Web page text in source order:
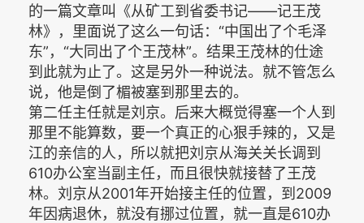
的一篇文章叫《从矿工到省委书记——记王茂
林》，里面说了这么一句话：“中国出了个毛泽
东”，“大同出了个王茂林”。结果王茂林的仕途
到此就为止了。这是另外一种说法。就不管怎么
说，他是倒了楣被塞到那里去的。
第二任主任就是刘京。后来大概觉得塞一个人到
那里不能算数，要一个真正的心狠手辣的，又是
江的亲信的人，所以就把刘京从海关关长调到
610办公室当副主任，而且很快就接替了王茂
林。刘京从2001年开始接主任的位置，到2009
年因病退休，就没有挪过位置，就一直是610办